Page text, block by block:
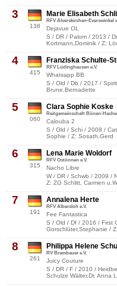
3
138
Marie Elisabeth
RFV Alverskirchen-Everswinkel
Dejavue OL
S / DR / Palom / 2013 /
Kortmann,Dominik / Z:
4
415
Franziska Schulte-
RFV Lüdinghausen e.V.
Whatsapp BB
S / Old / Db / 2017 /
Brune,Bernadette
5
060
Clara Sophie Koske
Reitgemeinschaft Bönen-
Calouba 2
S / Old / Schi / 2008 /
Sophie / Z: Sosath,Gerd
6
315
Lena Marie Woldorf
RFV Ostönnen e.V.
Nacho Libre
W / DR / Schwb / 2009 /
Z: ZG Schlitt, Carmen
7
191
Annalena Herte
RFV Albersloh e.V.
Fee Fantastica
S / Old / Df / 2016 / First
Gorschlüter,Stephanie /
8
261
Philippa Helene
RV Brambauer e.V.
Juicy Couture
S / DR / F / 2010 /
Schulze Wälter,Dr. Anna